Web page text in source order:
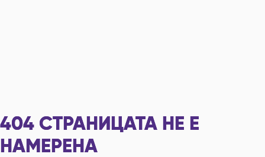
404 СТРАНИЦАТА НЕ Е
НАМЕРЕНА